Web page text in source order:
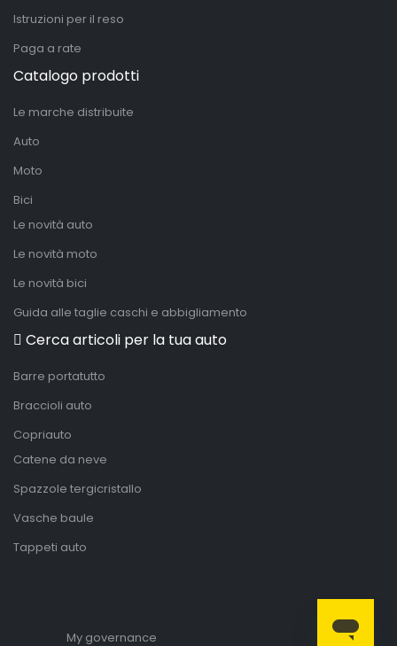
Istruzioni per il reso
Paga a rate
Catalogo prodotti
Le marche distribuite
Auto
Moto
Bici
Le novità auto
Le novità moto
Le novità bici
Guida alle taglie caschi e abbigliamento
Cerca articoli per la tua auto
Barre portatutto
Braccioli auto
Copriauto
Catene da neve
Spazzole tergicristallo
Vasche baule
Tappeti auto
My governance